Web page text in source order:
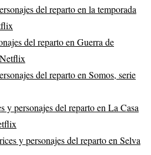
del reparto en la temporada
del reparto en Guerra de
del reparto en Somos, serie
y personajes del reparto en La Casa
y personajes del reparto en Selva